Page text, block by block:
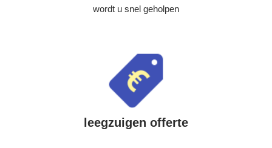
wordt u snel geholpen
leegzuigen offerte